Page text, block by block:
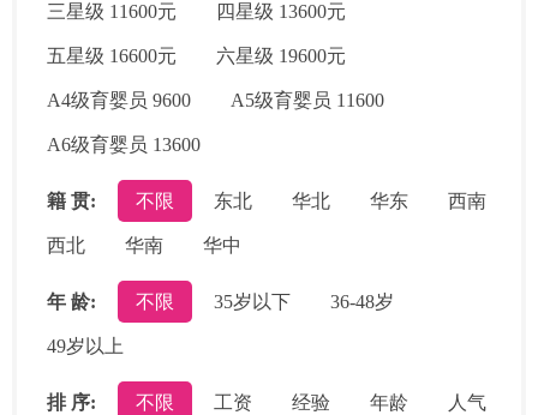
三星级 11600元 四星级 13600元
五星级 16600元 六星级 19600元
A4级育婴员 9600 A5级育婴员 11600
A6级育婴员 13600
籍 贯: 不限 东北 华北 华东 西南
西北 华南 华中
年 龄: 不限 35岁以下 36-48岁
49岁以上
排 序: 不限 工资 经验 年龄 人气